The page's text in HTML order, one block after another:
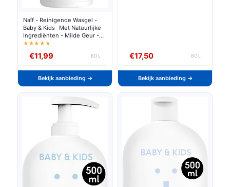
Naïf - Reinigende Wasgel -
Baby & Kids- Met Natuurlijke
Ingrediënten - Milde Geur -
Vegan - Zeepvrij - 200ml
★★★★★
€11,99 BOL
Bekijk aanbieding →
€17,50 BOL
Bekijk aanbieding →